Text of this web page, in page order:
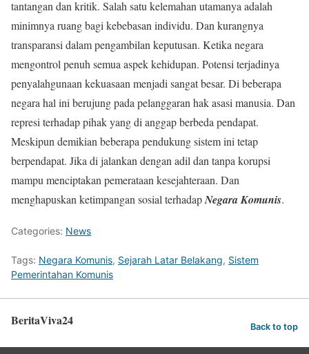
tantangan dan kritik. Salah satu kelemahan utamanya adalah
minimnya ruang bagi kebebasan individu. Dan kurangnya
transparansi dalam pengambilan keputusan. Ketika negara
mengontrol penuh semua aspek kehidupan. Potensi terjadinya
penyalahgunaan kekuasaan menjadi sangat besar. Di beberapa
negara hal ini berujung pada pelanggaran hak asasi manusia. Dan
represi terhadap pihak yang di anggap berbeda pendapat.
Meskipun demikian beberapa pendukung sistem ini tetap
berpendapat. Jika di jalankan dengan adil dan tanpa korupsi
mampu menciptakan pemerataan kesejahteraan. Dan
menghapuskan ketimpangan sosial terhadapNegara Komunis.
Categories: News
Tags: Negara Komunis, Sejarah Latar Belakang, Sistem
Pemerintahan Komunis
BeritaViva24 Back to top